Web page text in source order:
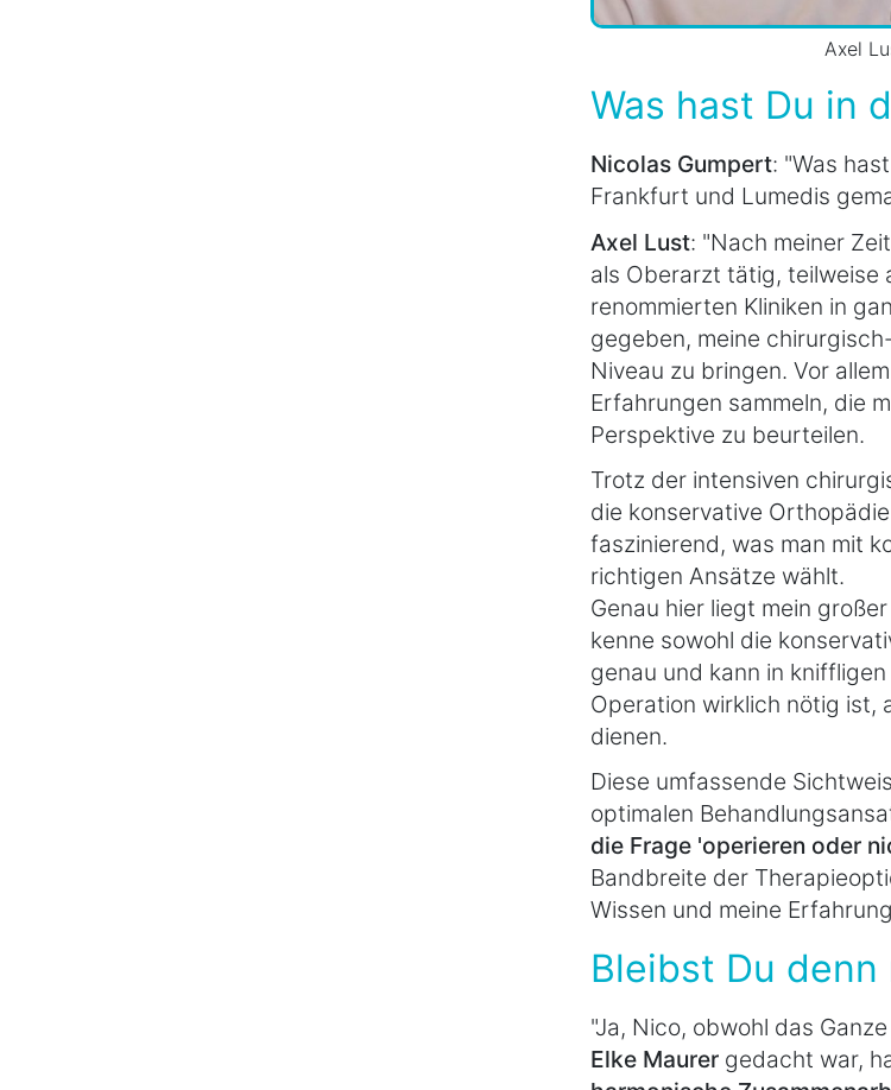
Axel
Was hast Du in
Nicolas Gumpert: "Was
Frankfurt und Lumedis
Axel Lust: "Nach meiner
als Oberarzt tätig, teilweise
renommierten Kliniken in
gegeben, meine
Niveau zu bringen. Vor
Erfahrungen sammeln, die
Perspektive zu beurteilen.
Trotz der intensiven
die konservative
faszinierend, was man mit
richtigen Ansätze wählt.
Genau hier liegt mein
kenne sowohl die
genau und kann in
Operation wirklich nötig ist,
dienen.
Diese umfassende
optimalen
die Frage 'operieren oder
Bandbreite der
Wissen und meine
Bleibst Du
"Ja, Nico, obwohl das
Elke Maurer gedacht war,